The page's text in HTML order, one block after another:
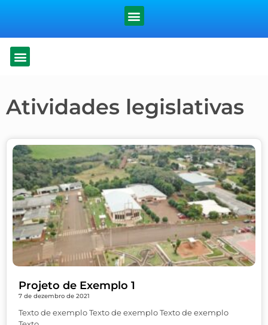
Atividades legislativas
Projeto de Exemplo 1
7 de dezembro de 2021
Texto de exemplo Texto de exemplo Texto de exemplo